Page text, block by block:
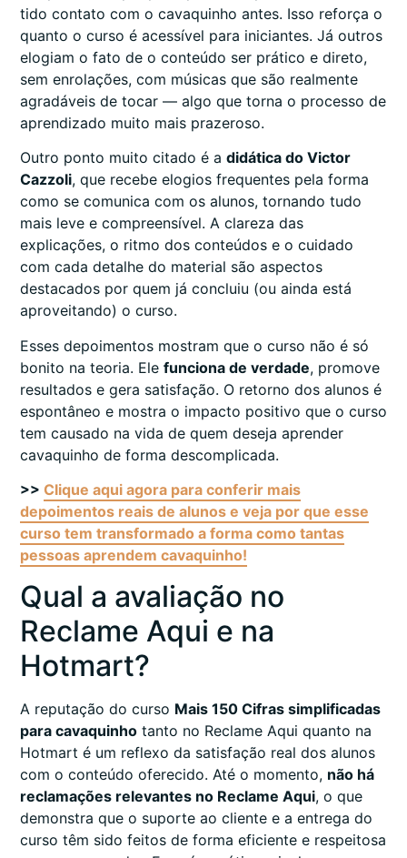
tido contato com o cavaquinho antes. Isso reforça o
quanto o curso é acessível para iniciantes. Já outros
elogiam o fato de o conteúdo ser prático e direto,
sem enrolações, com músicas que são realmente
agradáveis de tocar — algo que torna o processo de
aprendizado muito mais prazeroso.
Outro ponto muito citado é a didática do Victor
Cazzoli, que recebe elogios frequentes pela forma
como se comunica com os alunos, tornando tudo
mais leve e compreensível. A clareza das
explicações, o ritmo dos conteúdos e o cuidado
com cada detalhe do material são aspectos
destacados por quem já concluiu (ou ainda está
aproveitando) o curso.
Esses depoimentos mostram que o curso não é só
bonito na teoria. Ele funciona de verdade, promove
resultados e gera satisfação. O retorno dos alunos é
espontâneo e mostra o impacto positivo que o curso
tem causado na vida de quem deseja aprender
cavaquinho de forma descomplicada.
>> Clique aqui agora para conferir mais
depoimentos reais de alunos e veja por que esse
curso tem transformado a forma como tantas
pessoas aprendem cavaquinho!
Qual a avaliação no
Reclame Aqui e na
Hotmart?
A reputação do curso Mais 150 Cifras simplificadas
para cavaquinho tanto no Reclame Aqui quanto na
Hotmart é um reflexo da satisfação real dos alunos
com o conteúdo oferecido. Até o momento, não há
reclamações relevantes no Reclame Aqui, o que
demonstra que o suporte ao cliente e a entrega do
curso têm sido feitos de forma eficiente e respeitosa